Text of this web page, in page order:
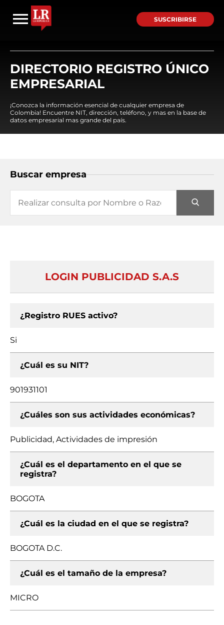
SUSCRIBIRSE
DIRECTORIO REGISTRO ÚNICO
EMPRESARIAL
¡Conozca la información esencial de cualquier empresa de
Colombia! Encuentre NIT, dirección, teléfono, y mas en la base de
datos empresarial mas grande del país.
Buscar empresa
LOGIN PUBLICIDAD S.A.S
¿Registro RUES activo?
Si
¿Cuál es su NIT?
901931101
¿Cuáles son sus actividades económicas?
Publicidad, Actividades de impresión
¿Cuál es el departamento en el que se
registra?
BOGOTA
¿Cuál es la ciudad en el que se registra?
BOGOTA D.C.
¿Cuál es el tamaño de la empresa?
MICRO